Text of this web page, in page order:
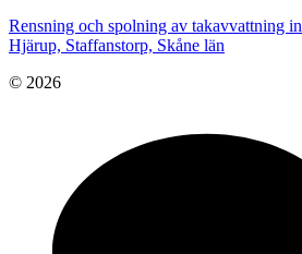
Rensning och spolning av takavvattning
Hjärup, Staffanstorp, Skåne län
© 2026